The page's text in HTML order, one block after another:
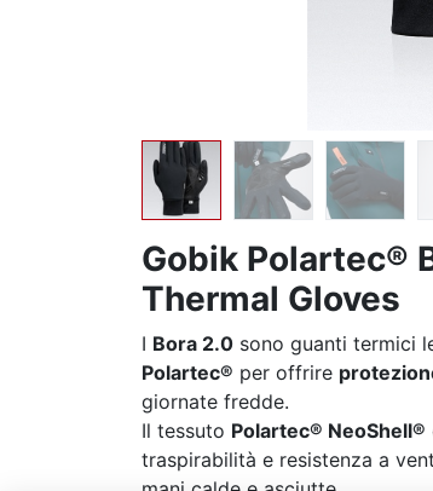
Gobik Polartec®
Thermal Gloves
I Bora 2.0 sono guanti termici
Polartec® per offrire
giornate fredde.
Il tessuto Polartec® NeoShell®
traspirabilità e resistenza a